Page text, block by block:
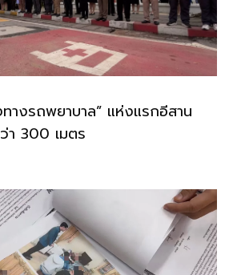
างรถพยาบาล” แห่งแรกอีสาน
า 300 เมตร